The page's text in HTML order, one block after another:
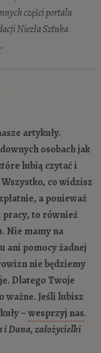
części portalu
Niezła Sztuka
.
artykuły.
osobach jak
lubią czytać i
co widzisz
a ponieważ
pracy, to również
Nie mamy na
ani pomocy żadnej
nie będziemy
Dlatego Twoje
ważne. Jeśli lubisz
–wesprzyj nas.
Dana, założycielki